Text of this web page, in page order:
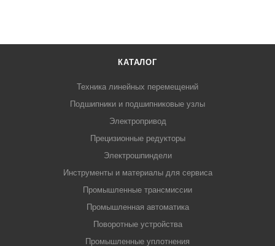
КАТАЛОГ
Техника линейных перемещений
Подшипники и подшипниковые узлы
Электропривод
Прецизионные редукторы
Электрошпиндели
Инструменты и материалы для сервиса
Промышленные трансмиссии
Промышленная автоматика
Поворотные устройства
Промышленные уплотнения